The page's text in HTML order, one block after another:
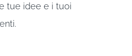
tue idee e i tuoi